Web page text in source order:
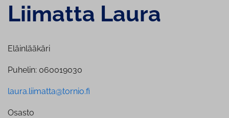
Liimatta Laura
Eläinlääkäri
Puhelin: 060019030
laura.liimatta@tornio.fi
Osasto